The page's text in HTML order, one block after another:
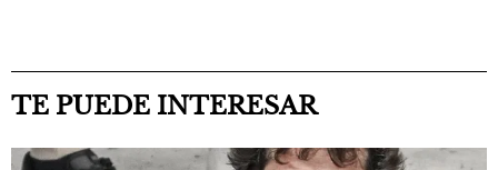
TE PUEDE INTERESAR